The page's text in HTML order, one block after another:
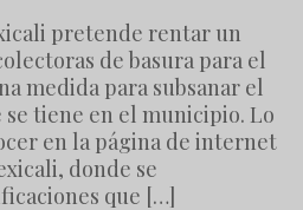
pretende rentar un
de basura para el
medida para subsanar el
tiene en el municipio. Lo
en la página de internet
donde se
que […]